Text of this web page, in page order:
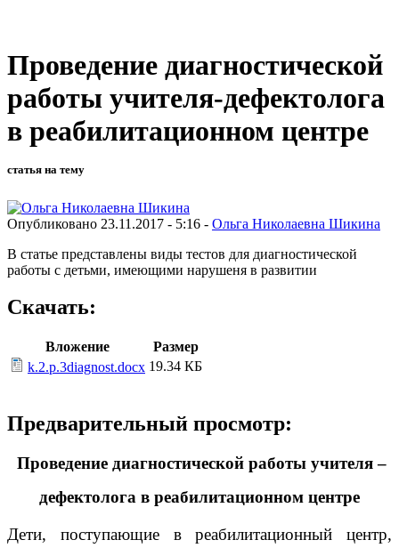
Проведение диагностической
работы учителя-дефектолога
в реабилитационном центре
статья на тему
Опубликовано 23.11.2017 - 5:16 - Ольга Николаевна Шикина
В статье представлены виды тестов для диагностической
работы с детьми, имеющими нарушеня в развитии
Скачать:
Вложение
Размер
k.2.p.3diagnost.docx 19.34 КБ
Предварительный просмотр:
Проведение диагностической работы учителя –
дефектолога в реабилитационном центре
Дети, поступающие в реабилитационный центр,